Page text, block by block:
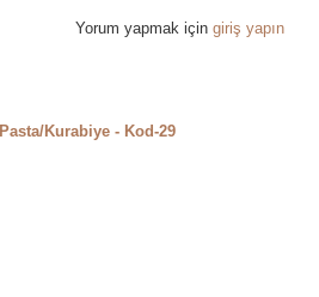
Yorum yapmak için giriş yapın
Pasta/Kurabiye - Kod-29